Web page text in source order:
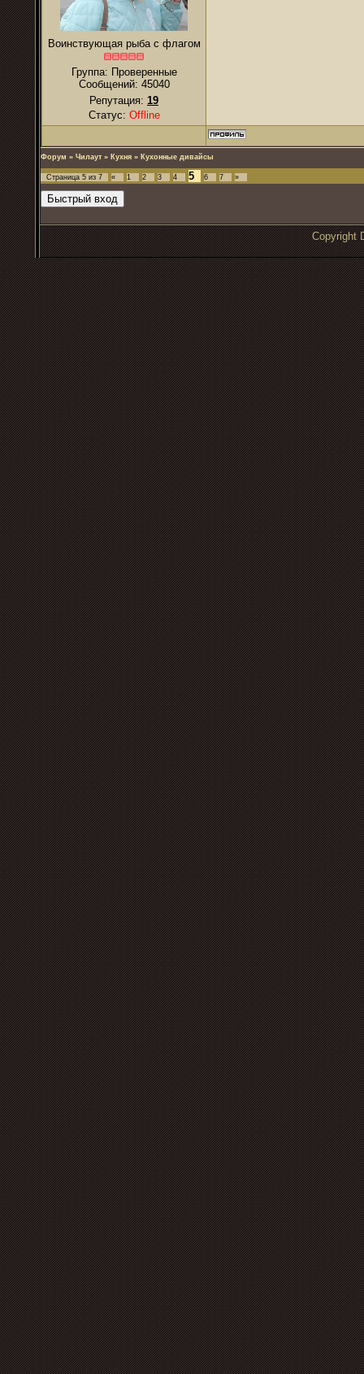
Воинствующая рыба с флагом
Группа: Проверенные
Сообщений: 45040
Репутация: 19
Статус: Offline
Форум » Чилаут » Кухня » Кухонные дивайсы
Страница 5 из 7 « 1 2 3 4 5 6 7 »
Copyright